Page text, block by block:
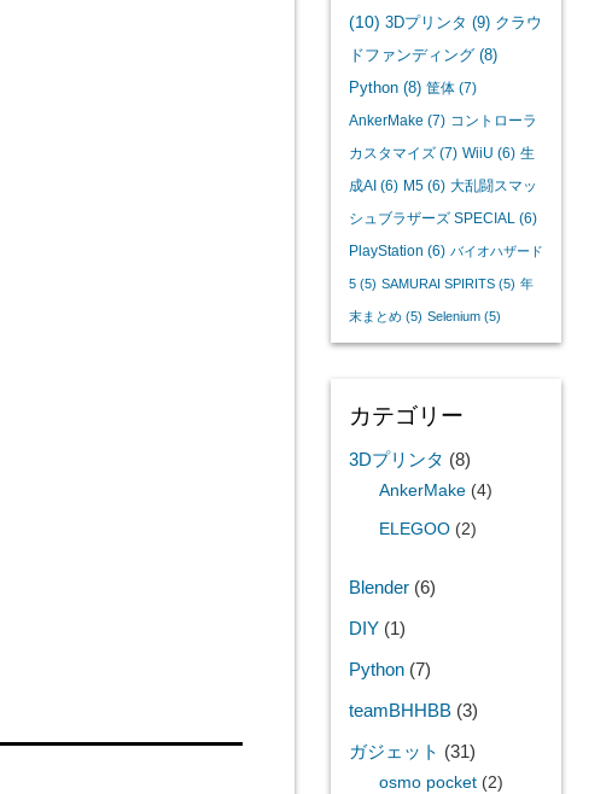
(10) 3Dプリンタ (9) クラウ
ドファンディング(8)
Python(8) 筐体(7)
AnkerMake (7) コントローラ
カスタマイズ(7) WiiU (6) 生
成AI (6) M5(6) 大乱闘スマッ
シュブラザーズ SPECIAL (6)
PlayStation (6) バイオハザード
5(5) SAMURAI SPIRITS(5) 年
末まとめ(5) Selenium(5)
カテゴリー
3Dプリンタ (8)
AnkerMake(4)
ELEGOO(2)
Blender(6)
DIY(1)
Python(7)
teamBHHBB(3)
ガジェット (31)
osmo pocket(2)